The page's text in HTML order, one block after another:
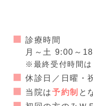
診療時間
月～土 9:00～
※最終受付時間は
休診日／日曜・
当院は予約制 と